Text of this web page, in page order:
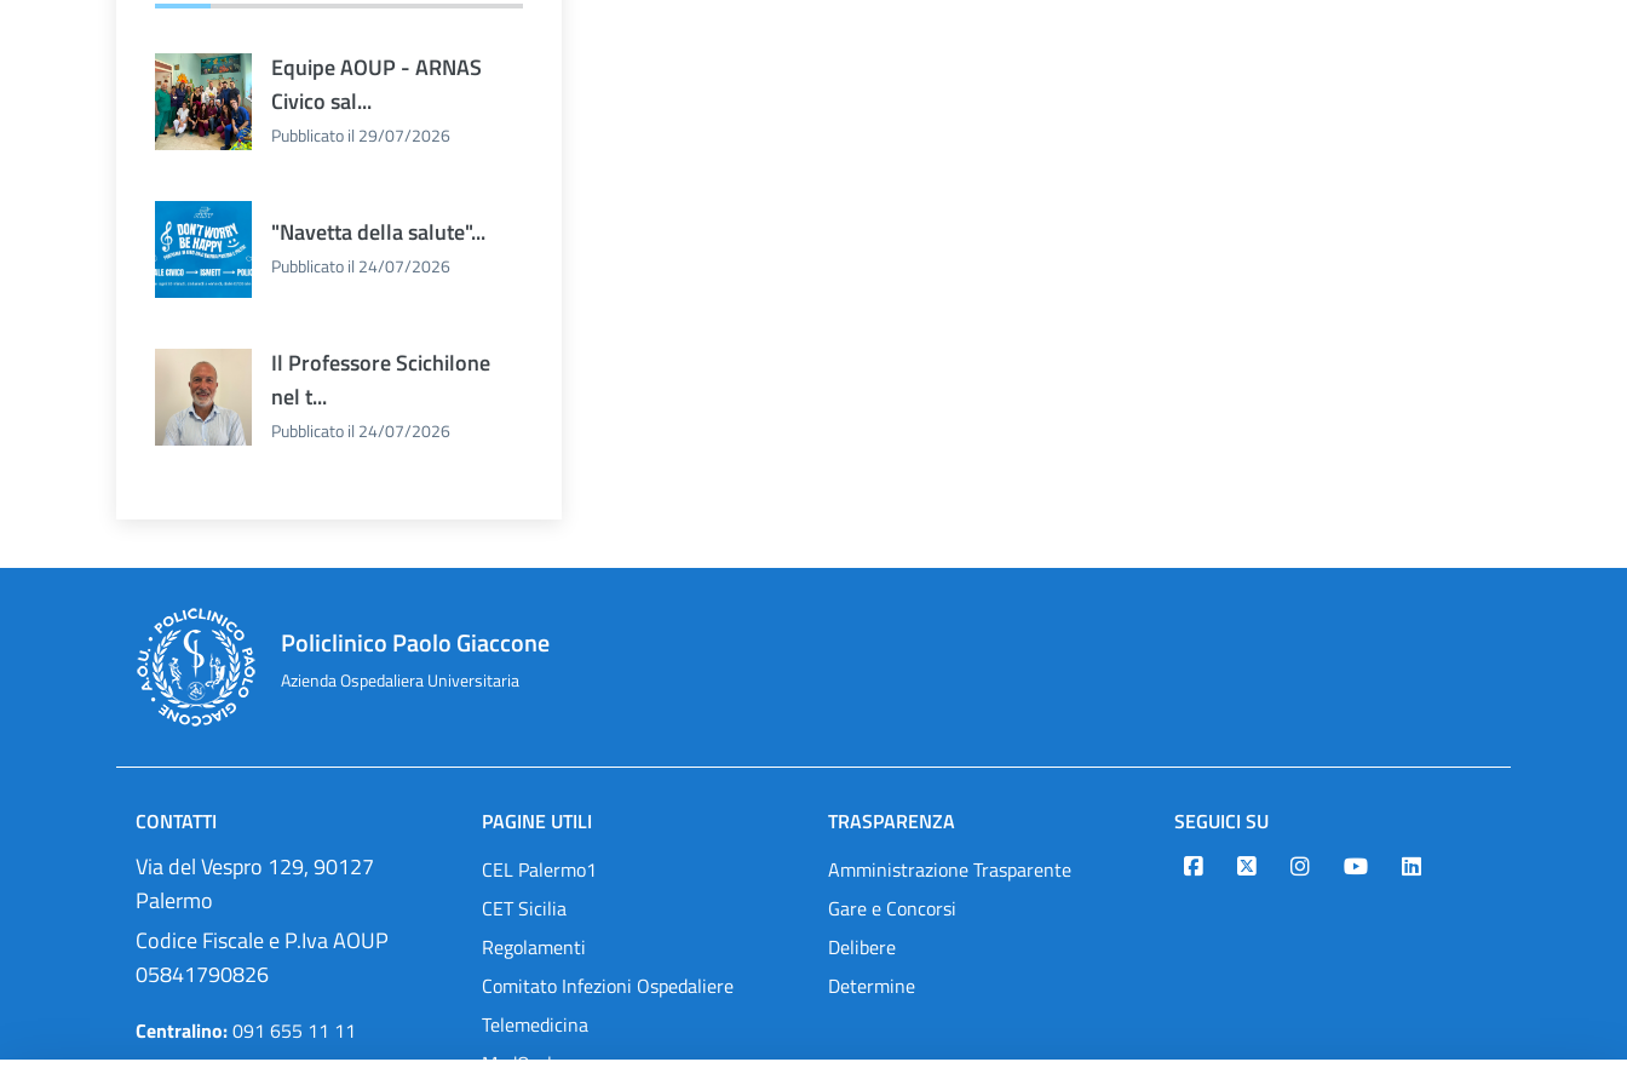
Equipe AOUP - ARNAS
Civico sal...
Pubblicato il 29/07/2026
"Navetta della salute"...
Pubblicato il 24/07/2026
Il Professore Scichilone
nel t...
Pubblicato il 24/07/2026
Policlinico Paolo Giaccone
Azienda Ospedaliera Universitaria
CONTATTI
Via del Vespro 129, 90127
Palermo
Codice Fiscale e P.Iva AOUP
05841790826
Centralino:091 655 11 11
Pec:protocollo@cert.policlinico.pa.it
PAGINE UTILI
CEL Palermo1
CET Sicilia
Regolamenti
Comitato Infezioni Ospedaliere
Telemedicina
MedOral
TRASPARENZA
Amministrazione Trasparente
Gare e Concorsi
Delibere
Determine
SEGUICI SU
Designers Italia
TwitterInstagramYoutubeLinkedin